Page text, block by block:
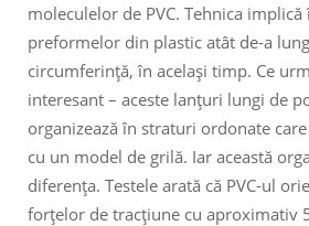
moleculelor de PVC. Tehnica
preformelor din plastic atât de-a
circumferință, în același timp. Ce
interesant – aceste lanțuri lungi de
organizează în straturi ordonate
cu un model de grilă. Iar această
diferența. Testele arată că PVC-ul
forțelor de tracțiune cu aproximativ